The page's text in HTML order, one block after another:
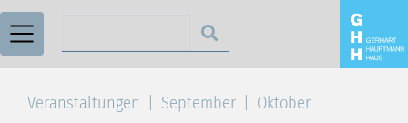
Veranstaltungen September Oktober